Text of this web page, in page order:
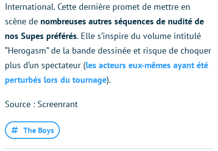
International. Cette dernière promet de mettre en
scène de nombreuses autres séquences de nudité de
nos Supes préférés. Elle s’inspire du volume intitulé
“Herogasm” de la bande dessinée et risque de choquer
plus d’un spectateur (les acteurs eux-mêmes ayant été
perturbés lors du tournage).
Source : Screenrant
The Boys